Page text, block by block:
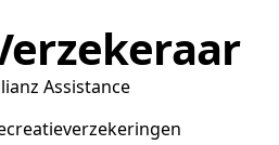
Assistance